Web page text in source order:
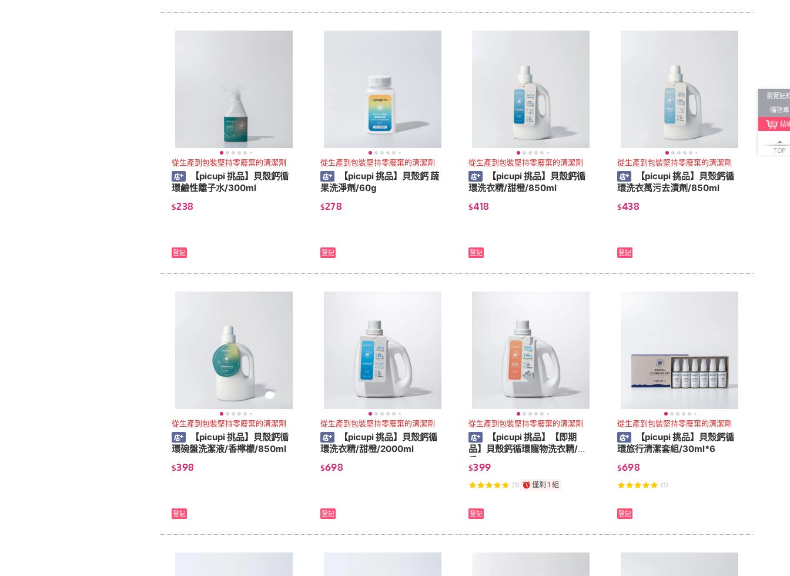
從生產到包裝堅持零廢棄的清潔劑
【picupi 挑品】貝殼鈣循
環鹼性離子水/300ml
$238
登記
從生產到包裝堅持零廢棄的清潔劑
【picupi 挑品】貝殼鈣 蔬
果洗淨劑/60g
$278
登記
從生產到包裝堅持零廢棄的清潔劑
【picupi 挑品】貝殼鈣循
環洗衣精/甜橙/850ml
$418
登記
從生產到包裝堅持零廢棄的清潔劑
【picupi 挑品】貝殼鈣循
環洗衣萬污去漬劑/850ml
$438
登記
從生產到包裝堅持零廢棄的清潔劑
【picupi 挑品】貝殼鈣循
環碗盤洗潔液/香檸檬/850ml
$398
登記
從生產到包裝堅持零廢棄的清潔劑
【picupi 挑品】貝殼鈣循
環洗衣精/甜橙/2000ml
$698
登記
從生產到包裝堅持零廢棄的清潔劑
【picupi 挑品】【即期
品】貝殼鈣循環寵物洗衣精/無
香 2000ml
$399
(1) 僅剩 1 組
登記
從生產到包裝堅持零廢棄的清潔劑
【picupi 挑品】貝殼鈣循
環旅行清潔套組/30ml*6
$698
(1)
登記
瀏覽記
購物車
結
TOP